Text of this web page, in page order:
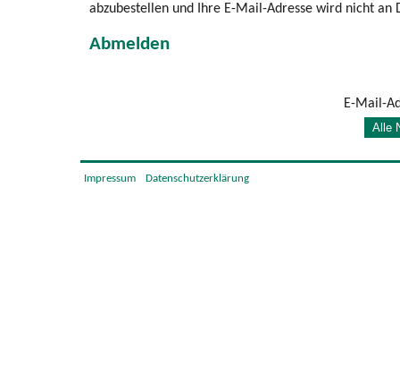
abzubestellen und Ihre E-Mail-Adresse wird nicht
Abmelden
E-Mail-
Impressum Datenschutzerklärung